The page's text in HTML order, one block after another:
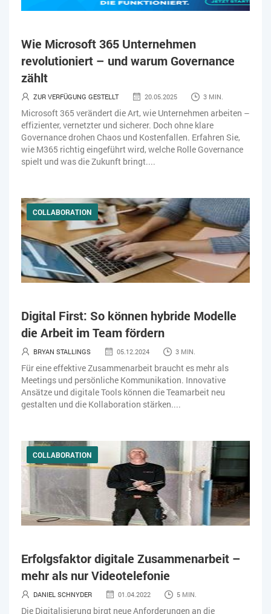
Wie Microsoft 365 Unternehmen
revolutioniert – und warum Governance
zählt
ZUR VERFÜGUNG GESTELLT 20.05.2025 3 MIN.
Microsoft 365 verändert die Art, wie Unternehmen arbeiten –
effizienter, vernetzter und sicherer. Doch ohne klare
Governance drohen Chaos und Kostenfallen. Erfahren Sie,
wie M365 richtig eingeführt wird, welche Rolle Governance
spielt und was die Zukunft bringt....
COLLABORATION
Digital First: So können hybride Modelle
die Arbeit im Team fördern
BRYAN STALLINGS 05.12.2024 3 MIN.
Für eine effektive Zusammenarbeit braucht es mehr als
Meetings und persönliche Kommunikation. Innovative
Ansätze und digitale Tools können die Teamarbeit neu
gestalten und die Kollaboration stärken....
COLLABORATION
Erfolgsfaktor digitale Zusammenarbeit –
mehr als nur Videotelefonie
DANIEL SCHNYDER 01.04.2022 5 MIN.
Die Digitalisierung birgt neue Anforderungen an die